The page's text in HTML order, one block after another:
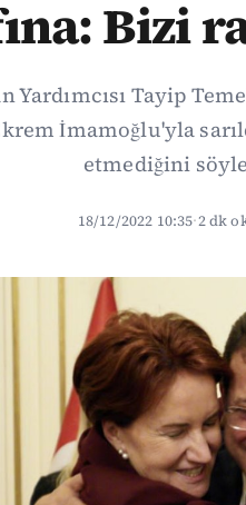
Bizi
Yardımcısı Tayip
İmamoğlu'yla
etmediğini
18/12/2022 10:35·2 dk